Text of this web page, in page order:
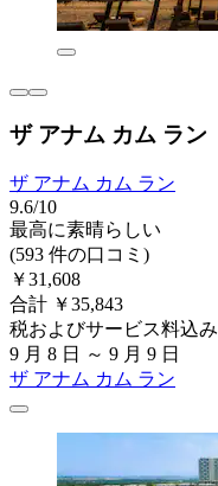
ザ アナム カム ラン
ザ アナム カム ラン
9.6/10
最高に素晴らしい
(593 件の口コミ)
￥31,608
合計 ￥35,843
税およびサービス料込み
9 月 8 日 ～ 9 月 9 日
ザ アナム カム ラン